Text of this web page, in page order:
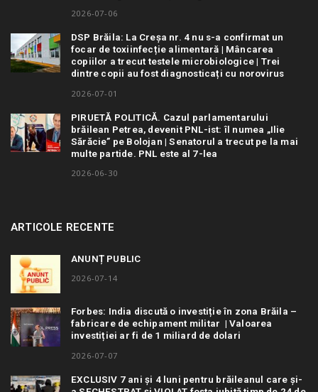
2026-07-06
DSP Brăila: La Creșa nr. 4 nu s-a confirmat un
focar de toxiinfecție alimentară | Mâncarea
copiilor a trecut testele microbiologice | Trei
dintre copii au fost diagnosticați cu norovirus
2026-07-01
PIRUETĂ POLITICĂ. Cazul parlamentarului
brăilean Petrea, devenit PNL-ist: îl numea „Ilie
Sărăcie” pe Bolojan | Senatorul a trecut pe la mai
multe partide. PNL este al 7-lea
2026-06-30
ARTICOLE RECENTE
ANUNȚ PUBLIC
2026-07-14
Forbes: India discută o investiție în zona Brăila –
fabricare de echipament militar | Valoarea
investiției ar fi de 1 miliard de dolari
2026-07-07
EXCLUSIV 7 ani și 4 luni pentru brăileanul care și-